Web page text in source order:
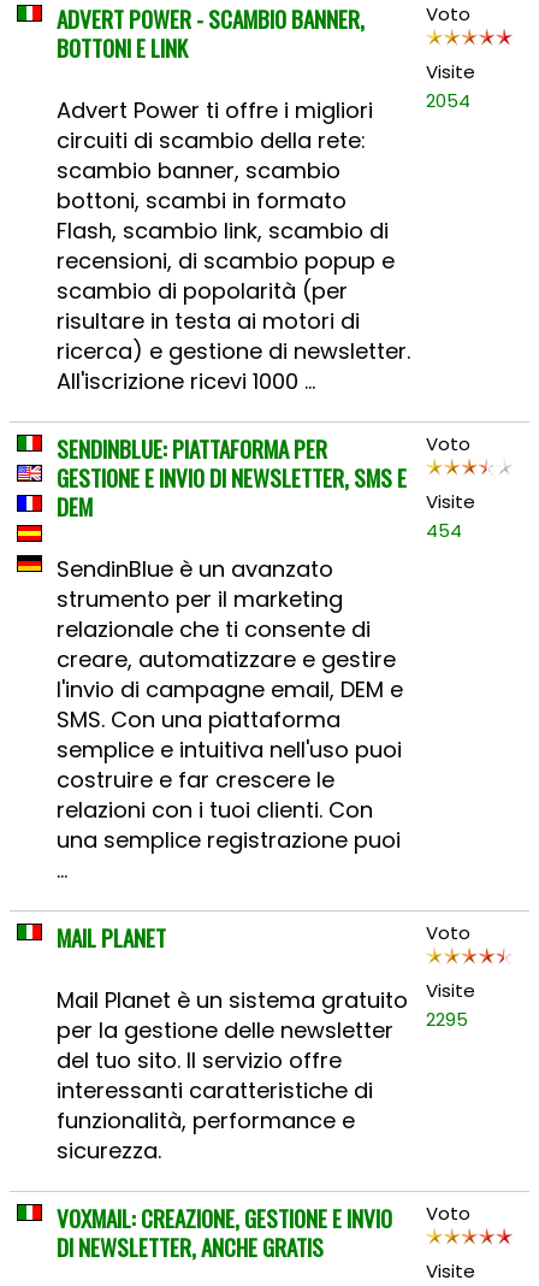
ADVERT POWER - SCAMBIO BANNER,
BOTTONI E LINK
Advert Power ti offre i migliori
circuiti di scambio della rete:
scambio banner, scambio
bottoni, scambi in formato
Flash, scambio link, scambio di
recensioni, di scambio popup e
scambio di popolarità (per
risultare in testa ai motori di
ricerca) e gestione di newsletter.
All'iscrizione ricevi 1000 ...
Voto
Visite
2054
SENDINBLUE: PIATTAFORMA PER
GESTIONE E INVIO DI NEWSLETTER, SMS E
DEM
SendinBlue è un avanzato
strumento per il marketing
relazionale che ti consente di
creare, automatizzare e gestire
l'invio di campagne email, DEM e
SMS. Con una piattaforma
semplice e intuitiva nell'uso puoi
costruire e far crescere le
relazioni con i tuoi clienti. Con
una semplice registrazione puoi
...
Voto
Visite
454
MAIL PLANET
Mail Planet è un sistema gratuito
per la gestione delle newsletter
del tuo sito. Il servizio offre
interessanti caratteristiche di
funzionalità, performance e
sicurezza.
Voto
Visite
2295
VOXMAIL: CREAZIONE, GESTIONE E INVIO
DI NEWSLETTER, ANCHE GRATIS
Voto
Visite